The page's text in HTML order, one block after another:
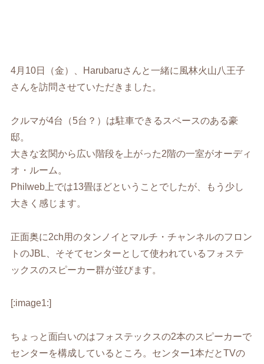
4月10日（金）、Harubaruさんと一緒に風林火山八王子
さんを訪問させていただきました。
クルマが4台（5台？）は駐車できるスペースのある豪
邸。
大きな玄関から広い階段を上がった2階の一室がオーディ
オ・ルーム。
Philweb上では13畳ほどということでしたが、もう少し
大きく感じます。
正面奥に2ch用のタンノイとマルチ・チャンネルのフロン
トのJBL、そそてセンターとして使われているフォステ
ックスのスピーカー群が並びます。
[:image1:]
ちょっと面白いのはフォステックスの2本のスピーカーで
センターを構成しているところ。センター1本だとTVの